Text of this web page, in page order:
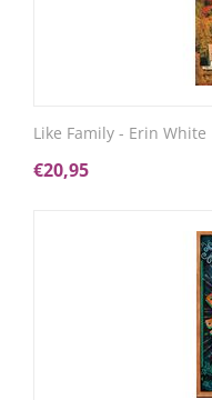
Like Family - Erin White
€20,95